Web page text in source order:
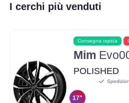
I cerchi più venduti
Consegna rapida
Mim
POLISHED
17"